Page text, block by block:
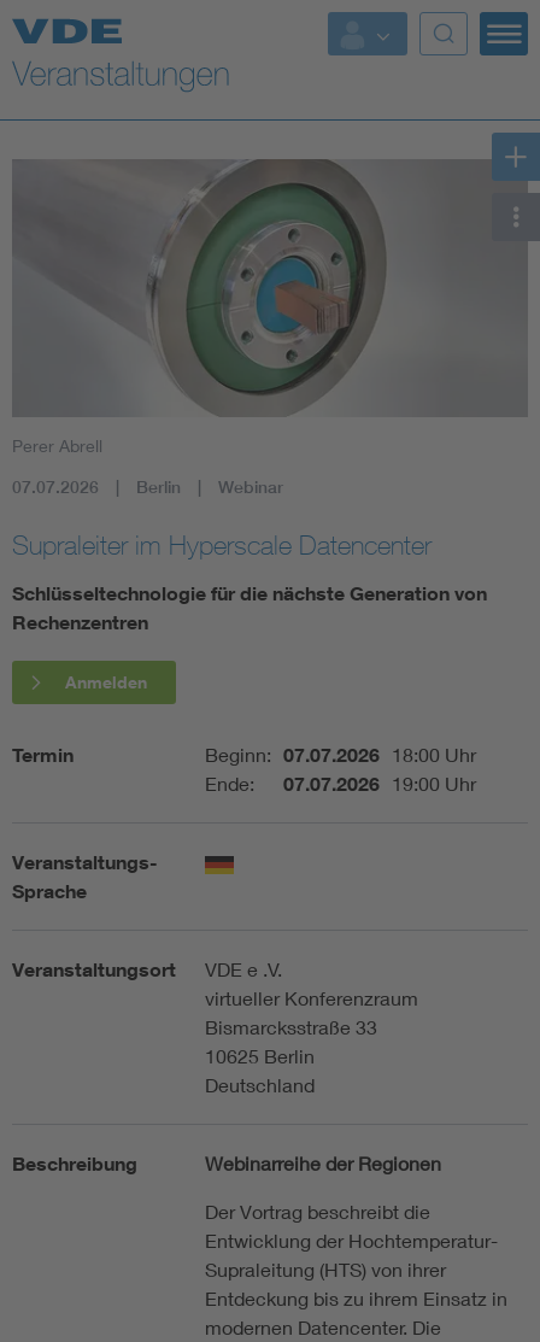
Top Themen
Fokusthemen
AI & Digital Trust
Functional safety
Perer Abrell
07.07.2026 Berlin Webinar
Supraleiter im Hyperscale Datencenter
Schlüsseltechnologie für die nächste Generation von
Rechenzentren
Anmelden
Termin Beginn: 07.07.2026 18:00 Uhr
Ende:
07.07.2026 19:00 Uhr
Veranstaltungs-
Sprache
Veranstaltungsort
VDE e .V.
virtueller Konferenzraum
Bismarcksstraße 33
10625 Berlin
Deutschland
Beschreibung Webinarreihe der Regionen
Der Vortrag beschreibt die
Entwicklung der Hochtemperatur-
Supraleitung (HTS) von ihrer
Entdeckung bis zu ihrem Einsatz in
modernen Datencenter. Die